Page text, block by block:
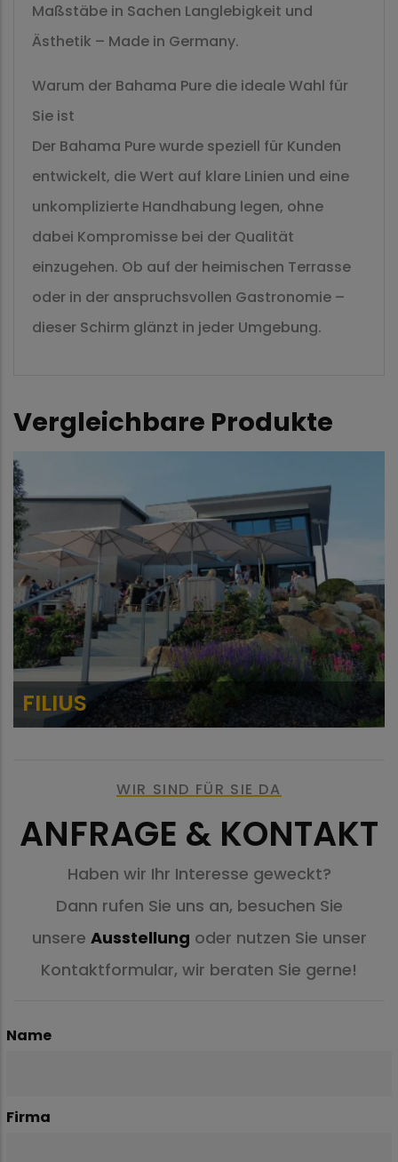
Maßstäbe in Sachen Langlebigkeit und
Ästhetik – Made in Germany.
Warum der Bahama Pure die ideale Wahl für
Sie ist
Der Bahama Pure wurde speziell für Kunden
entwickelt, die Wert auf klare Linien und eine
unkomplizierte Handhabung legen, ohne
dabei Kompromisse bei der Qualität
einzugehen. Ob auf der heimischen Terrasse
oder in der anspruchsvollen Gastronomie –
dieser Schirm glänzt in jeder Umgebung.
Vergleichbare Produkte
WIR SIND FÜR SIE DA
ANFRAGE & KONTAKT
Haben wir Ihr Interesse geweckt?
Dann rufen Sie uns an, besuchen Sie
unsere Ausstellung oder nutzen Sie unser
Kontaktformular, wir beraten Sie gerne!
Name
Firma